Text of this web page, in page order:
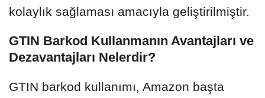
kolaylık sağlaması amacıyla geliştirilmiştir.
GTIN Barkod Kullanmanın Avantajları ve
Dezavantajları Nelerdir?
GTIN barkod kullanımı, Amazon başta